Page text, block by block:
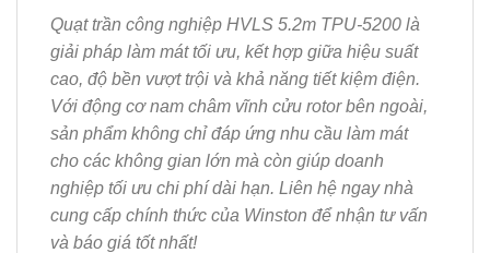
Quạt trần công nghiệp HVLS 5.2m TPU-5200 là
giải pháp làm mát tối ưu, kết hợp giữa hiệu suất
cao, độ bền vượt trội và khả năng tiết kiệm điện.
Với động cơ nam châm vĩnh cửu rotor bên ngoài,
sản phẩm không chỉ đáp ứng nhu cầu làm mát
cho các không gian lớn mà còn giúp doanh
nghiệp tối ưu chi phí dài hạn. Liên hệ ngay nhà
cung cấp chính thức của Winston để nhận tư vấn
và báo giá tốt nhất!